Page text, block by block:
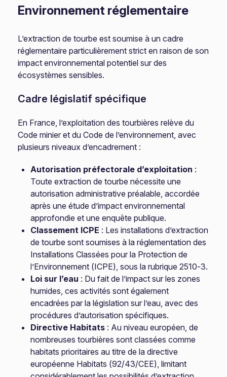
Environnement réglementaire
L’extraction de tourbe est soumise à un cadre
réglementaire particulièrement strict en raison de son
impact environnemental potentiel sur des
écosystèmes sensibles.
Cadre législatif spécifique
En France, l’exploitation des tourbières relève du
Code minier et du Code de l’environnement, avec
plusieurs niveaux d’encadrement :
Autorisation préfectorale d’exploitation :
Toute extraction de tourbe nécessite une
autorisation administrative préalable, accordée
après une étude d’impact environnemental
approfondie et une enquête publique.
Classement ICPE : Les installations d’extraction
de tourbe sont soumises à la réglementation des
Installations Classées pour la Protection de
l’Environnement (ICPE), sous la rubrique 2510-3.
Loi sur l’eau : Du fait de l’impact sur les zones
humides, ces activités sont également
encadrées par la législation sur l’eau, avec des
procédures d’autorisation spécifiques.
Directive Habitats : Au niveau européen, de
nombreuses tourbières sont classées comme
habitats prioritaires au titre de la directive
européenne Habitats (92/43/CEE), limitant